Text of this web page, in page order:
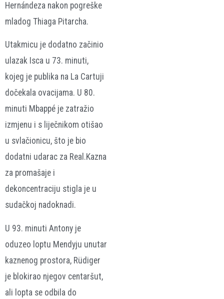
Hernándeza nakon pogreške
mladog Thiaga Pitarcha.
Utakmicu je dodatno začinio
ulazak Isca u 73. minuti,
kojeg je publika na La Cartuji
dočekala ovacijama. U 80.
minuti Mbappé je zatražio
izmjenu i s liječnikom otišao
u svlačionicu, što je bio
dodatni udarac za Real.Kazna
za promašaje i
dekoncentraciju stigla je u
sudačkoj nadoknadi.
U 93. minuti Antony je
oduzeo loptu Mendyju unutar
kaznenog prostora, Rüdiger
je blokirao njegov centaršut,
ali lopta se odbila do